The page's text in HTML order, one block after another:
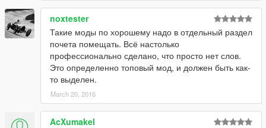
Модель включает в себя 7 экстр, (включаются при помощи
трейнера).
Заменяет: patriot
noxtester
Такие моды по хорошему надо в отдельный раздел
почета помещать. Всё настолько
профессионально сделано, что просто нет слов.
Это определенно топовый мод, и должен быть как-
то выделен.
March 20, 2016
AcXumakel